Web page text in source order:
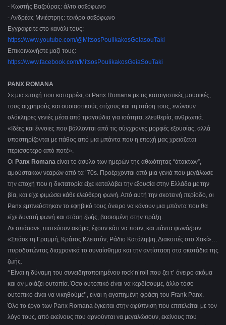
- Κωστής Βαζούρας: άλτο σαξόφωνο
- Ανδρέας Μνιέστρης: τενόρο σαξόφωνο
Εγγραφείτε στο κανάλι τους:
https://www.youtube.com/@MitsosPoulikakosGeiasouTaki
Επικοινωνήστε μαζί τους:
https://www.facebook.com/MitsosPoulikakosGeiaSouTaki
PANX ROMANA
Σε μια εποχή που καταρρέει, οι Panx Romana με τις καταιγιστικές μουσικές,
τους αιχμηρούς και ουσιαστικούς στίχους και τη στάση τους, ενώνουν
ολόκληρες γενιές μέσα από τραγούδια για ισότητα, ελευθερία, ανθρωπιά.
«Ιδέες και έννοιες που βάλλονται από τις σύγχρονες μορφές εξουσίας, αλλά
υποστηρίζονται με πάθος από μια μπάντα που η εποχή μας χρειάζεται
περισσότερο από ποτέ».
Οι Panx Romana είναι το άσυλο των ημερών της αθωότητας “άτακτων”,
αμούστακων νεαρών από τα ’70s. Προέρχονται από μια γενιά που μεγάλωσε
την εποχή που η δικτατορία είχε καταλάβει την εξουσία στην Ελλάδα με την
βία, και είχε φιμώσει κάθε ελεύθερη φωνή. Από αυτή την σκοτεινή περίοδο, οι
Panx εμπνεύστηκαν το εφηβικό τους όνειρο να κάνουν μια μπάντα που θα
είχε δυνατή φωνή και στάση ζωής, βασισμένη στην πράξη.
Δε σπάσανε, πιστεύουν ακόμα, έχουν κάτι να πουν, και πάντα φωνάζουν…
«Σπάσε τη Γραμμή, Κράτος Κλειστόν, Ράδιο Κατάληψη, Διακοπές στο Χακί»…
πυροδοτώντας διαχρονικά το συναίσθημα και την αντίσταση στα σκοτάδια της
ζωής.
‘‘Είναι η δύναμη του συνειδητοποιημένου rock’n’roll που ζει τ’ όνειρο ακόμα
και αν μοιάζει ουτοπία. Όσο ουτοπικό είναι να κερδίσουμε, άλλο τόσο
ουτοπικό είναι να νικηθούμε’’, είναι η αγαπημένη φράση του Frank Panx.
Όλο το έργο των Panx Romana έγκειται στην αφύπνιση που επιτελείται με τον
λόγο τους, από εκείνους που αρνούνται να μεγαλώσουν, εκείνους που